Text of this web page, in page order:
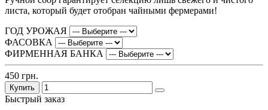
листа, который будет отобран чайными фермерами!
ГОД УРОЖАЯ
ФАСОВКА
ФИРМЕННАЯ БАНКА
450 грн.
Купить
Быстрый заказ